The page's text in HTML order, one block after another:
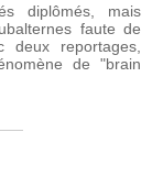
diplômés, mais
faute de
deux reportages,
de "brain